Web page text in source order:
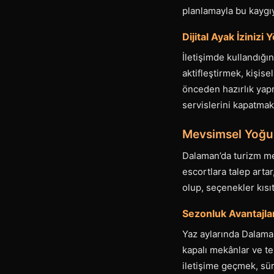
planlamayla bu
Dijital Ayak İzinizi
İletişimde
aktifleştirmek, kişisel
önceden hazırlık
servislerini
Mevsimsel
Dalaman’da turizm
escortlara talep
olup, seçenekler
Sezonluk
Yaz aylarında
kapalı mekânlar ve
iletişime geçmek,